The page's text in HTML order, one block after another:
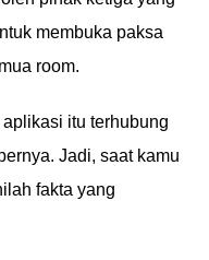
membuka paksa
room.
itu terhubung
Jadi, saat kamu
fakta yang